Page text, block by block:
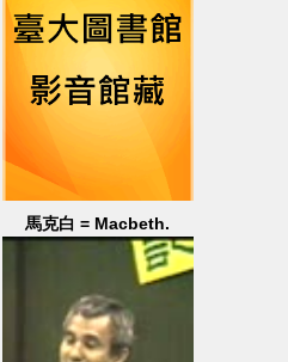
馬克白 = Macbeth.